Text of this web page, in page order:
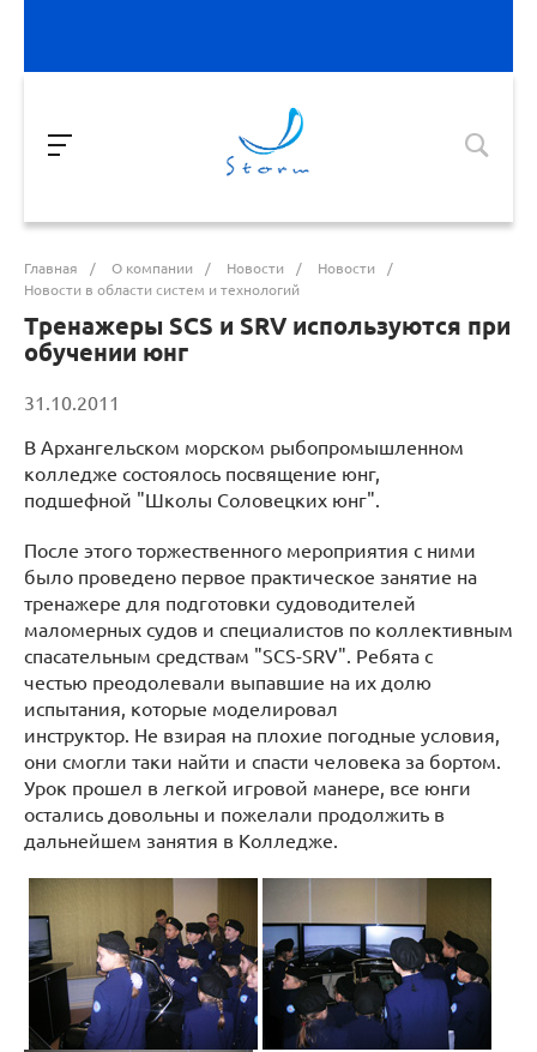
Главная / О компании / Новости / Новости
/
Новости в области систем и технологий
Тренажеры SCS и SRV используются при
обучении юнг
31.10.2011
В Архангельском морском рыбопромышленном
колледже состоялось посвящение юнг,
подшефной "Школы Соловецких юнг".
После этого торжественного мероприятия с ними
было проведено первое практическое занятие на
тренажере для подготовки судоводителей
маломерных судов и специалистов по коллективным
спасательным средствам "SCS-SRV". Ребята с
честью преодолевали выпавшие на их долю
испытания, которые моделировал
инструктор. Не взирая на плохие погодные условия,
они смогли таки найти и спасти человека за бортом.
Урок прошел в легкой игровой манере, все юнги
остались довольны и пожелали продолжить в
дальнейшем занятия в Колледже.